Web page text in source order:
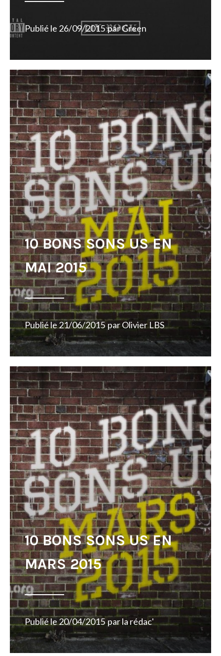
Publié le 26/09/2015 parGreen
10 BONS SONS US EN
MAI 2015
Publié le21/06/2015 parOlivier LBS
10 BONS SONS US EN
MARS 2015
Publié le20/04/2015 parla rédac'